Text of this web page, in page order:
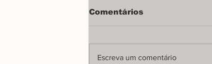
Carla Zambelli recorre
ao auto-exílio
deputada busca liberdade fora
do Brasil.
Comentários
Escreva um comentário